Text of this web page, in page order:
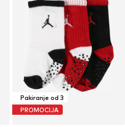
Pakiranje od 3
PROMOCIJA